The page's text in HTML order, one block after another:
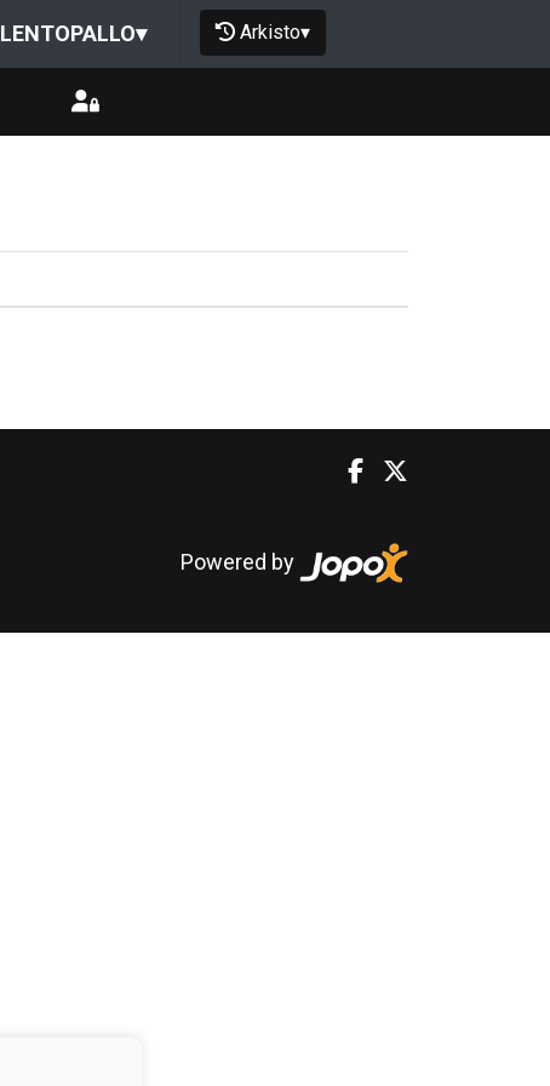
LENTOPALLO▾ Arkisto▾
Powered by